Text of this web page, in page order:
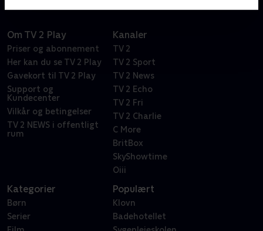
Om TV 2 Play
Priser og abonnement
Her kan du se TV 2 Play
Gavekort til TV 2 Play
Support og
Kundecenter
Vilkår og betingelser
TV 2 NEWS i offentligt
rum
Kanaler
TV 2
TV 2 Sport
TV 2 News
TV 2 Echo
TV 2 Fri
TV 2 Charlie
C More
BritBox
SkyShowtime
Oiii
Kategorier
Børn
Serier
Populært
Klovn
Badehotellet